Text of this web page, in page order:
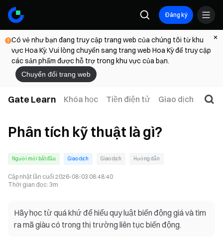
Đăng ký
Có vẻ như bạn đang truy cập trang web của chúng tôi từ khu
vực Hoa Kỳ. Vui lòng chuyển sang trang web Hoa Kỳ để truy cập
các sản phẩm được hỗ trợ trong khu vực của bạn.
Chuyển đổi trang web
Gate Learn Khóa học Tiền điện tử Giao dịch Web3
Phân tích kỹ thuật là gì?
Người mới bắt đầu Giao dịch Giao dịch Hướng dẫn
Cập nhật lần cuối 2026-08-03 08:48:40
Thời gian đọc: 3m
Hãy học từ quá khứ để hiểu quy luật biến động giá và tìm
ra mã giàu có trong thị trường liên tục biến động.